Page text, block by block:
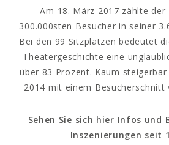
Am 18. März 2017 zählte der
300.000sten Besucher in seiner
Bei den 99 Sitzplätzen bedeutet
Theatergeschichte eine
über 83 Prozent. Kaum
2014 mit einem Besucherschnitt
Sehen Sie sich hier Infos und
Inszenierungen seit